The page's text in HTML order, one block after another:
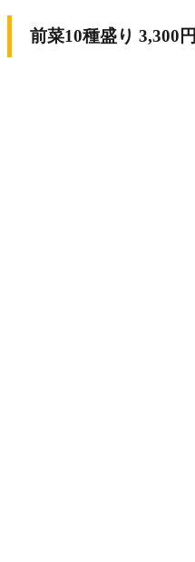
前菜10種盛り 3,300円